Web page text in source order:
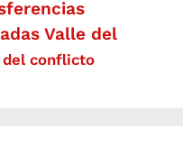
Valle del
conflicto